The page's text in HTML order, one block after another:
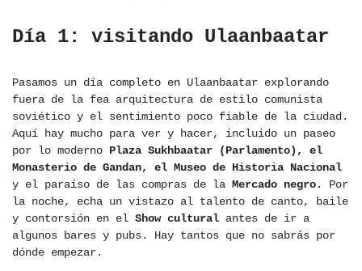
Día 1: visitando Ulaanbaatar
Pasamos un día completo en Ulaanbaatar explorando
fuera de la fea arquitectura de estilo comunista
soviético y el sentimiento poco fiable de la ciudad.
Aquí hay mucho para ver y hacer, incluido un paseo
por lo moderno Plaza Sukhbaatar (Parlamento), el
Monasterio de Gandan, el Museo de Historia Nacional
y el paraíso de las compras de la Mercado negro. Por
la noche, echa un vistazo al talento de canto, baile
y contorsión en el Show cultural antes de ir a
algunos bares y pubs. Hay tantos que no sabrás por
dónde empezar.